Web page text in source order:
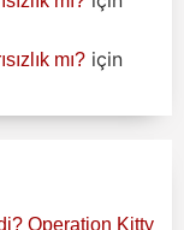
mı? için
Operation Kitty